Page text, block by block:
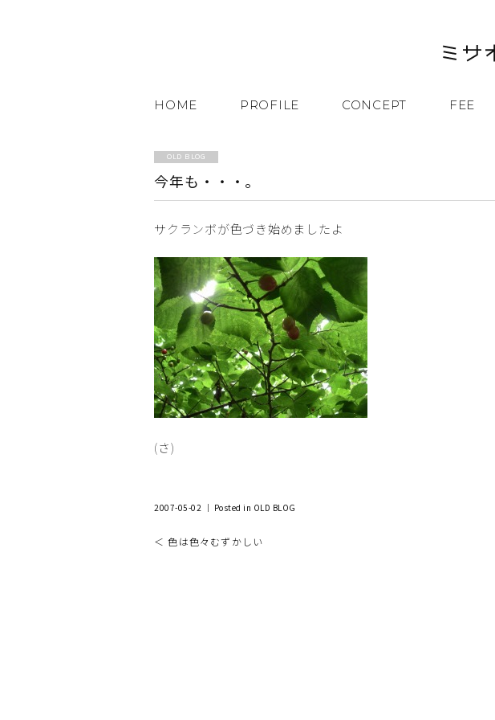
HOME PROFILE CONCEPT FEE
OLD BLOG
今年も・・・。
サクランボが色づき始めましたよ
(さ)
2007-05-02 ｜ Posted in OLD BLOG
＜ 色は色々むずかしい